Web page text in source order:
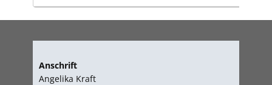
Anschrift
Angelika Kraft